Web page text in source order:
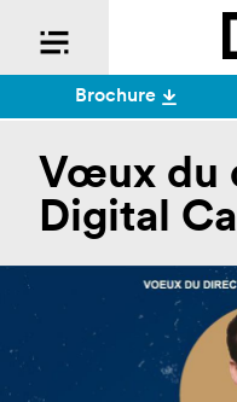
Vœux du
Digital
Brochure